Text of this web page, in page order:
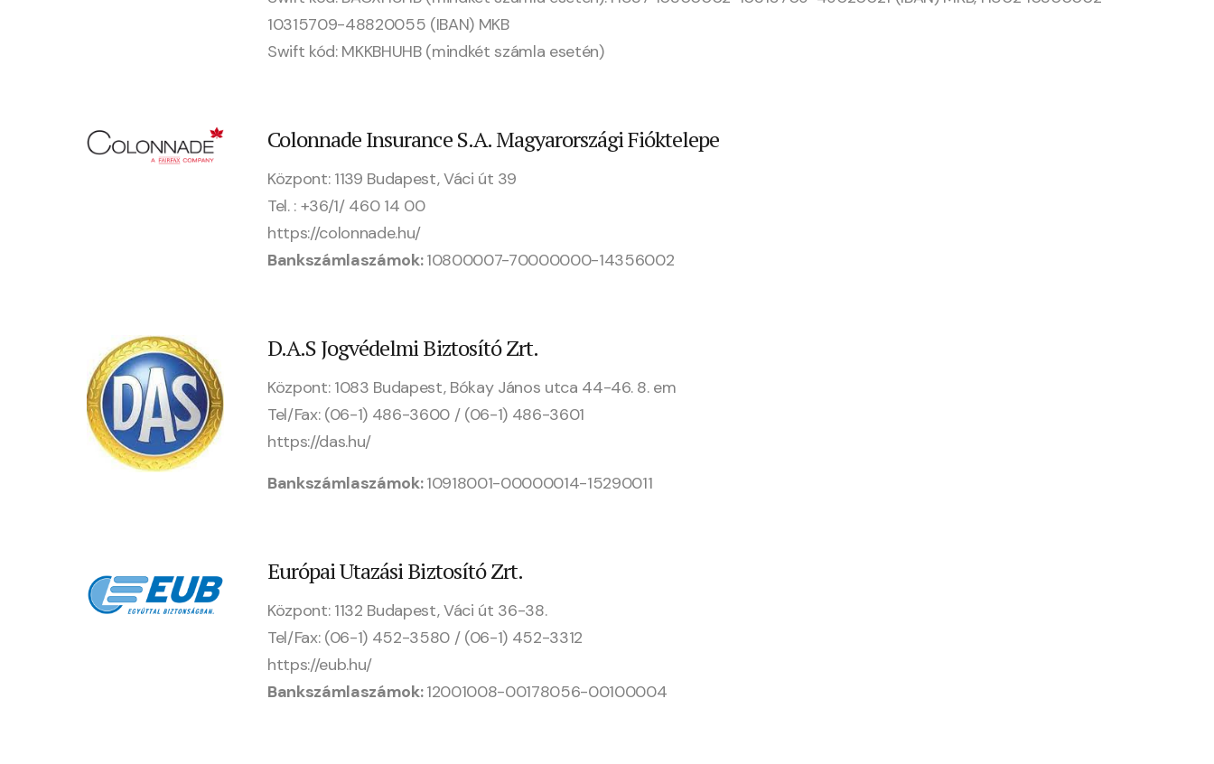
10315709-48820055 (IBAN) MKB
Swift kód: MKKBHUHB (mindkét számla esetén)
Colonnade Insurance S.A. Magyarországi Fióktelepe
Központ: 1139 Budapest, Váci út 39
Tel. : +36/1/ 460 14 00
https://colonnade.hu/
Bankszámlaszámok:10800007-70000000-14356002
D.A.S Jogvédelmi Biztosító Zrt.
Központ: 1083 Budapest, Bókay János utca 44-46. 8. em
Tel/Fax: (06-1) 486-3600 / (06-1) 486-3601
https://das.hu/
Bankszámlaszámok:10918001-00000014-15290011
Európai Utazási Biztosító Zrt.
Központ: 1132 Budapest, Váci út 36-38.
Tel/Fax: (06-1) 452-3580 / (06-1) 452-3312
https://eub.hu/
Bankszámlaszámok:12001008-00178056-00100004